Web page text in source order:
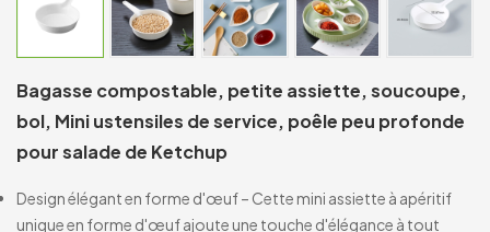
Bagasse compostable, petite assiette, soucoupe,
bol, Mini ustensiles de service, poêle peu profonde
pour salade de Ketchup
Design élégant en forme d'œuf – Cette mini assiette à apéritif
unique en forme d'œuf ajoute une touche d'élégance à tout